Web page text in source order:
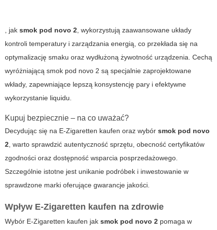
, jak smok pod novo 2 , wykorzystują zaawansowane układy
kontroli temperatury i zarządzania energią, co przekłada się na
optymalizację smaku oraz wydłużoną żywotność urządzenia. Cechą
wyróżniającą smok pod novo 2 są specjalnie zaprojektowane
wkłady, zapewniające lepszą konsystencję pary i efektywne
wykorzystanie liquidu.
Kupuj bezpiecznie – na co uważać?
Decydując się na E-Zigaretten kaufen oraz wybór smok pod novo
2 , warto sprawdzić autentyczność sprzętu, obecność certyfikatów
zgodności oraz dostępność wsparcia posprzedażowego.
Szczególnie istotne jest unikanie podróbek i inwestowanie w
sprawdzone marki oferujące gwarancje jakości.
Wpływ E-Zigaretten kaufen na zdrowie
Wybór E-Zigaretten kaufen jak smok pod novo 2 pomaga w